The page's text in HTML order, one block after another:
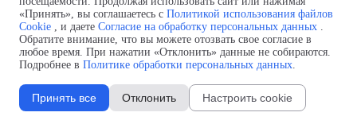
CBV30003 VC-
S-A-16-16T-6
220В
ПЛК VC-S
CBV30004 VC-
S-A-16-16T
220В
ПЛК VC-S
«Принять», вы соглашаетесь с Политикой использования файлов
Cookie , и даете Согласие на обработку персональных данных .
Обратите внимание, что вы можете отозвать свое согласие в
любое время. При нажатии «Отклонить» данные не собираются.
Подробнее в Политике обработки персональных данных.
Принять все Отклонить Настроить cookie